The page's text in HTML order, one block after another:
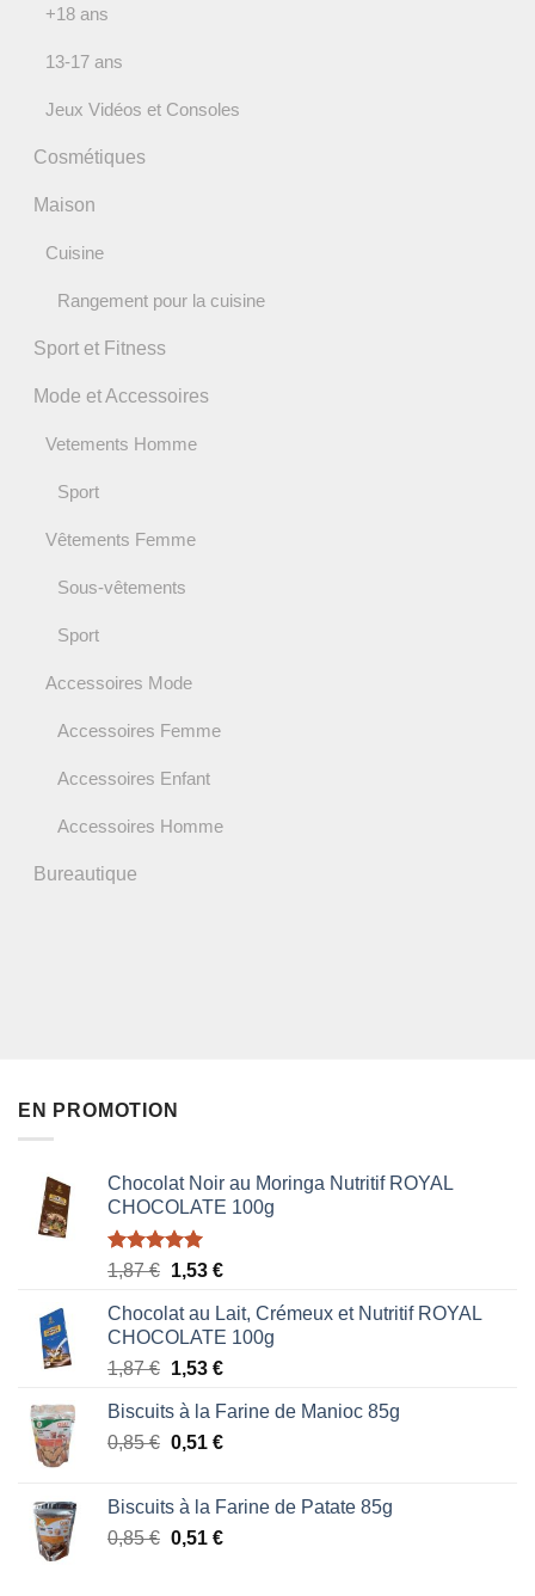
+18 ans
13-17 ans
Jeux Vidéos et Consoles
Cosmétiques
Maison
Cuisine
Rangement pour la cuisine
Sport et Fitness
Mode et Accessoires
Vetements Homme
Sport
Vêtements Femme
Sous-vêtements
Sport
Accessoires Mode
Accessoires Femme
Accessoires Enfant
Accessoires Homme
Bureautique
EN PROMOTION
Chocolat Noir au Moringa Nutritif ROYAL
CHOCOLATE 100g
Note5.00
1,87€ Le
initial
était :
1,87 €.
1,53 €Le
actuel
est :
1,53 €.
Chocolat au Lait, Crémeux et Nutritif ROYAL
CHOCOLATE 100g
1,87€ Le
initial
était :
1,53 €Le
actuel
est :
Biscuits à la Farine de Manioc 85g
0,85€ Le
était :
0,85 €.
0,51 €Le
est :
0,51 €.
Biscuits à la Farine de Patate 85g
0,85€ Le
0,51 €Le